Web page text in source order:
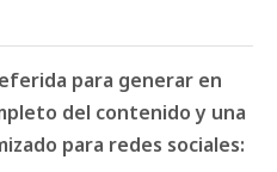
para generar en
del contenido y una
para redes sociales: